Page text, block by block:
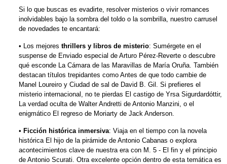
Si lo que buscas es evadirte, resolver misterios o vivir romances
inolvidables bajo la sombra del toldo o la sombrilla, nuestro carrusel
de novedades te encantará:
• Los mejores thrillers y libros de misterio: Sumérgete en el
suspense de Enviado especial de Arturo Pérez-Reverte o descubre
qué esconde La Cámara de las Maravillas de María Oruña. También
destacan títulos trepidantes como Antes de que todo cambie de
Manel Loureiro y Ciudad de sal de David B. Gil. Si prefieres el
misterio internacional, no te pierdas El castigo de Yrsa Sigurdardóttir,
La verdad oculta de Walter Andretti de Antonio Manzini, o el
enigmático El regreso de Moriarty de Jack Anderson.
• Ficción histórica inmersiva: Viaja en el tiempo con la novela
histórica El hijo de la pirámide de Antonio Cabanas o explora
acontecimientos clave de nuestra era con M. 5 - El fin y el principio
de Antonio Scurati. Otra excelente opción dentro de esta temática es